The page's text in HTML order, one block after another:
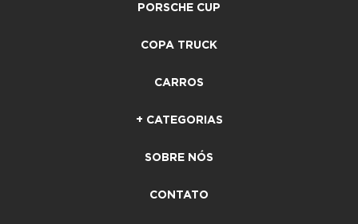
PORSCHE CUP
COPA TRUCK
CARROS
+ CATEGORIAS
SOBRE NÓS
CONTATO